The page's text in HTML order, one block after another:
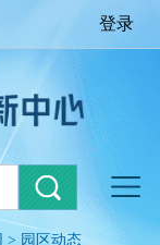
登录
> 园区动态